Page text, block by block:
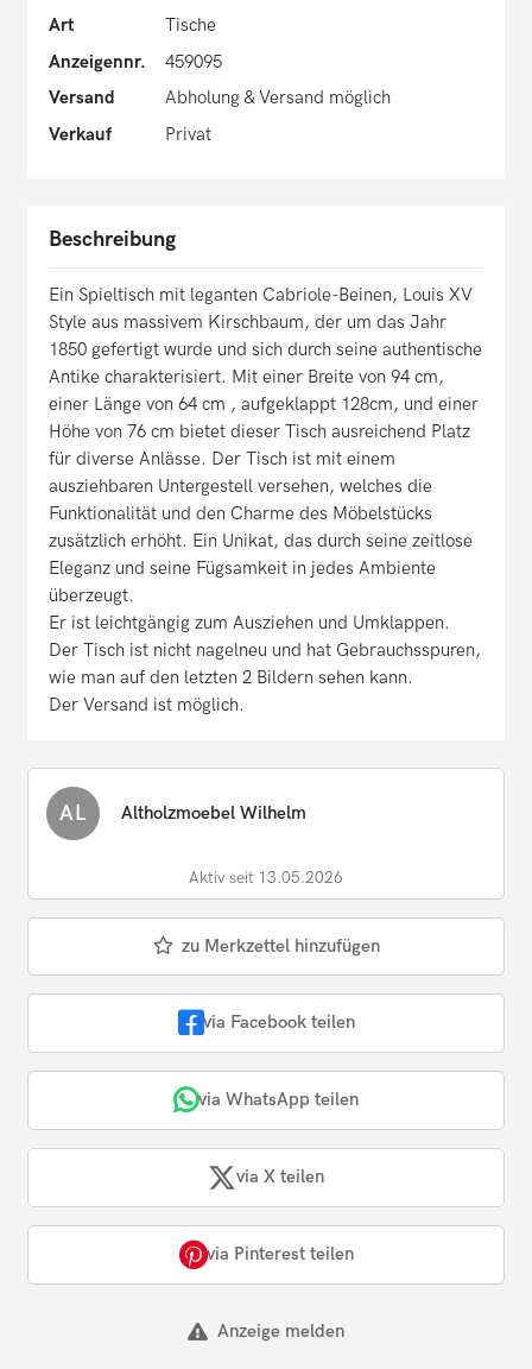
Art
Tische
Anzeigennr.
459095
Versand
Abholung & Versand möglich
Verkauf
Privat
Beschreibung
Ein Spieltisch mit leganten Cabriole-Beinen, Louis XV
Style aus massivem Kirschbaum, der um das Jahr
1850 gefertigt wurde und sich durch seine authentische
Antike charakterisiert. Mit einer Breite von 94 cm,
einer Länge von 64 cm , aufgeklappt 128cm, und einer
Höhe von 76 cm bietet dieser Tisch ausreichend Platz
für diverse Anlässe. Der Tisch ist mit einem
ausziehbaren Untergestell versehen, welches die
Funktionalität und den Charme des Möbelstücks
zusätzlich erhöht. Ein Unikat, das durch seine zeitlose
Eleganz und seine Fügsamkeit in jedes Ambiente
überzeugt.
Er ist leichtgängig zum Ausziehen und Umklappen.
Der Tisch ist nicht nagelneu und hat Gebrauchsspuren,
wie man auf den letzten 2 Bildern sehen kann.
Der Versand ist möglich.
AL Altholzmoebel Wilhelm
Aktiv seit 13.05.2026
zu Merkzettel hinzufügen
via Facebook teilen
via WhatsApp teilen
via X teilen
via Pinterest teilen
Anzeige melden